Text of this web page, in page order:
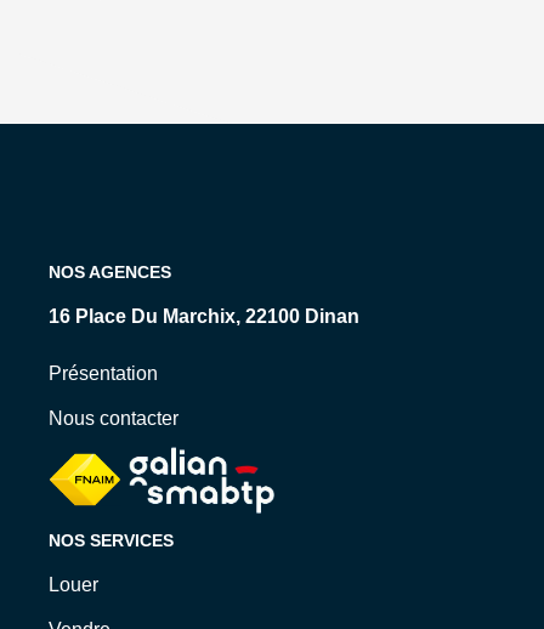
NOS AGENCES
15 Rue Levavasseur, 35800 Dinard
Présentation
Nous contacter
NOS SERVICES
Louer